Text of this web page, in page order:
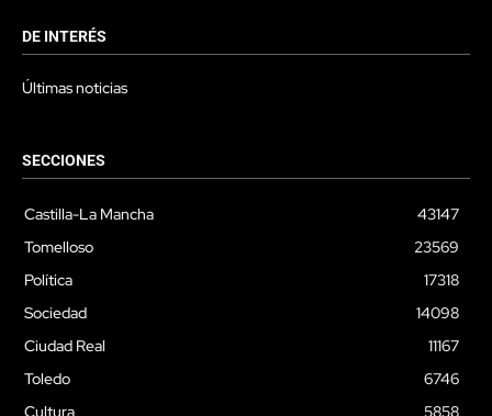
DE INTERÉS
Últimas noticias
SECCIONES
Castilla-La Mancha
43147
Tomelloso
23569
Política
17318
Sociedad
14098
Ciudad Real
11167
Toledo
6746
Cultura
5858